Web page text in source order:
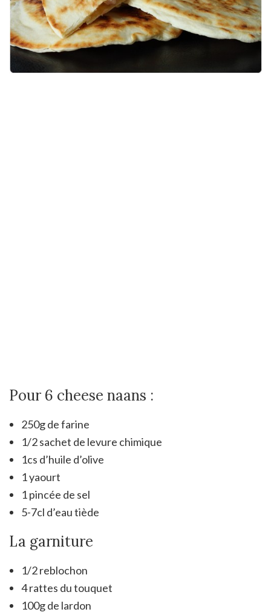
Pour 6 cheese naans :
250g de farine
1/2 sachet de levure chimique
1cs d’huile d’olive
1 yaourt
1 pincée de sel
5-7cl d’eau tiède
La garniture
1/2 reblochon
4 rattes du touquet
100g de lardon